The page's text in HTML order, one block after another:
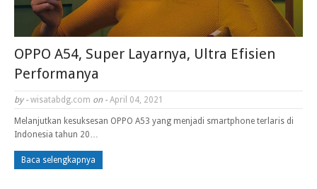
OPPO A54, Super Layarnya, Ultra Efisien
Performanya
by - wisatabdg.com on - April 04, 2021
Melanjutkan kesuksesan OPPO A53 yang menjadi smartphone terlaris di
Indonesia tahun 20…
Baca selengkapnya